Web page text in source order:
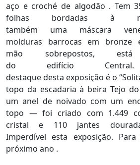
aço e croché de algodão . Tem
folhas bordadas
também uma máscara
molduras barrocas em bronze
mão sobrepostos,
do edifício
destaque desta exposição é o
topo da escadaria à beira Tejo
um anel de noivado com um
topo — foi criado com 1.449
cristal e 110 jantes
Imperdível esta exposição.
próximo ano .